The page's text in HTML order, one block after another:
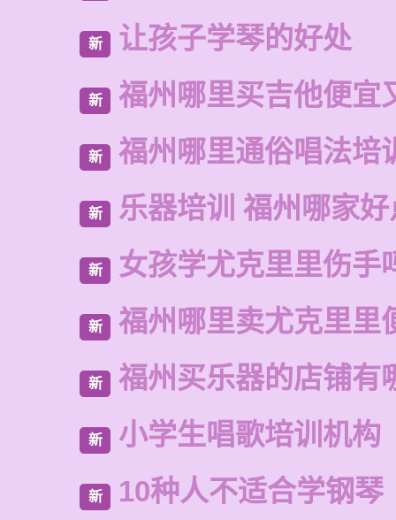
新 让孩子学琴的好处
新 福州哪里买吉他便宜
新 福州哪里通俗唱法培
新 乐器培训 福州哪家好
新 女孩学尤克里里伤手
新 福州哪里卖尤克里里
新 福州买乐器的店铺有
新 小学生唱歌培训机构
新 10种人不适合学钢琴